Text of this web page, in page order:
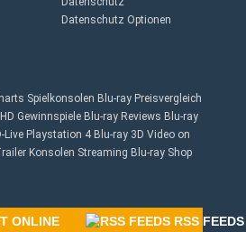
Datenschutz Optionen
Spielkonsolen Blu-ray Preisvergleich
Gewinnspiele Blu-ray Reviews Blu-ray
Live Playstation 4 Blu-ray 3D Video on
Konsolen Streaming Blu-ray Shop
ONLINE RSS FEEDS